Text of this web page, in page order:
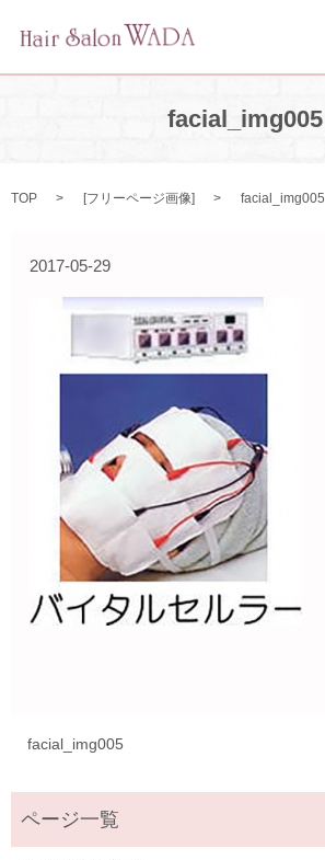
facial_img005
TOP [フリーページ画像] facial_img005
2017-05-29
facial_img005